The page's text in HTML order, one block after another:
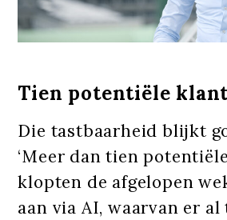
Tien potentiële
Die tastbaarheid blijkt
‘Meer dan tien
klopten de afgelopen
aan via AI, waarvan er